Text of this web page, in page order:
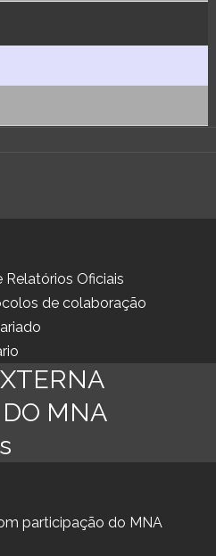
Relatórios Oficiais
de colaboração
MNA
participação do MNA